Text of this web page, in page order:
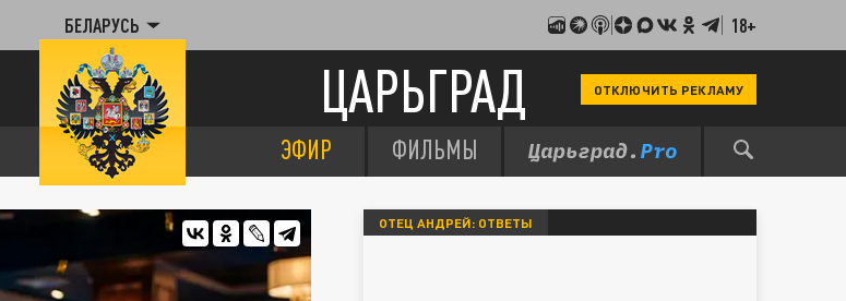
БЕЛАРУСЬ 18+
ЦАРЬГРАД ОТКЛЮЧИТЬ РЕКЛАМУ
ЭФИР ФИЛЬМЫ
ОТЕЦ АНДРЕЙ: ОТВЕТЫ